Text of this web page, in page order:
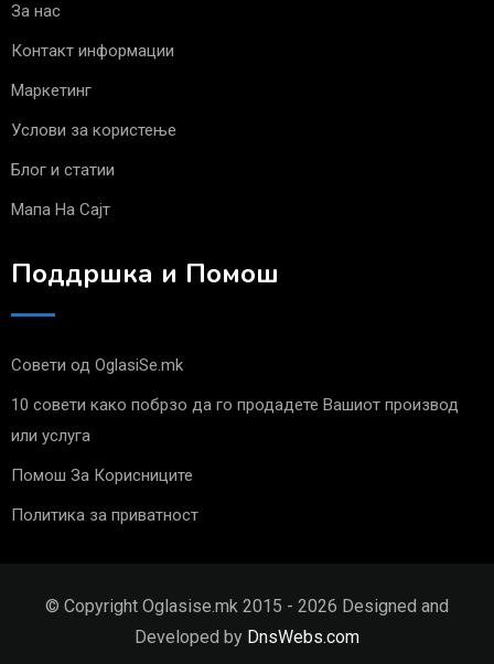
За нас
Контакт информации
Маркетинг
Услови за користење
Блог и статии
Мапа На Сајт
Поддршка и Помош
Совети од OglasiSe.mk
10 совети како побрзо да го продадете Вашиот производ
или услуга
Помош За Корисниците
Политика за приватност
© Copyright Oglasise.mk 2015 - 2026 Designed and
Developed by DnsWebs.com